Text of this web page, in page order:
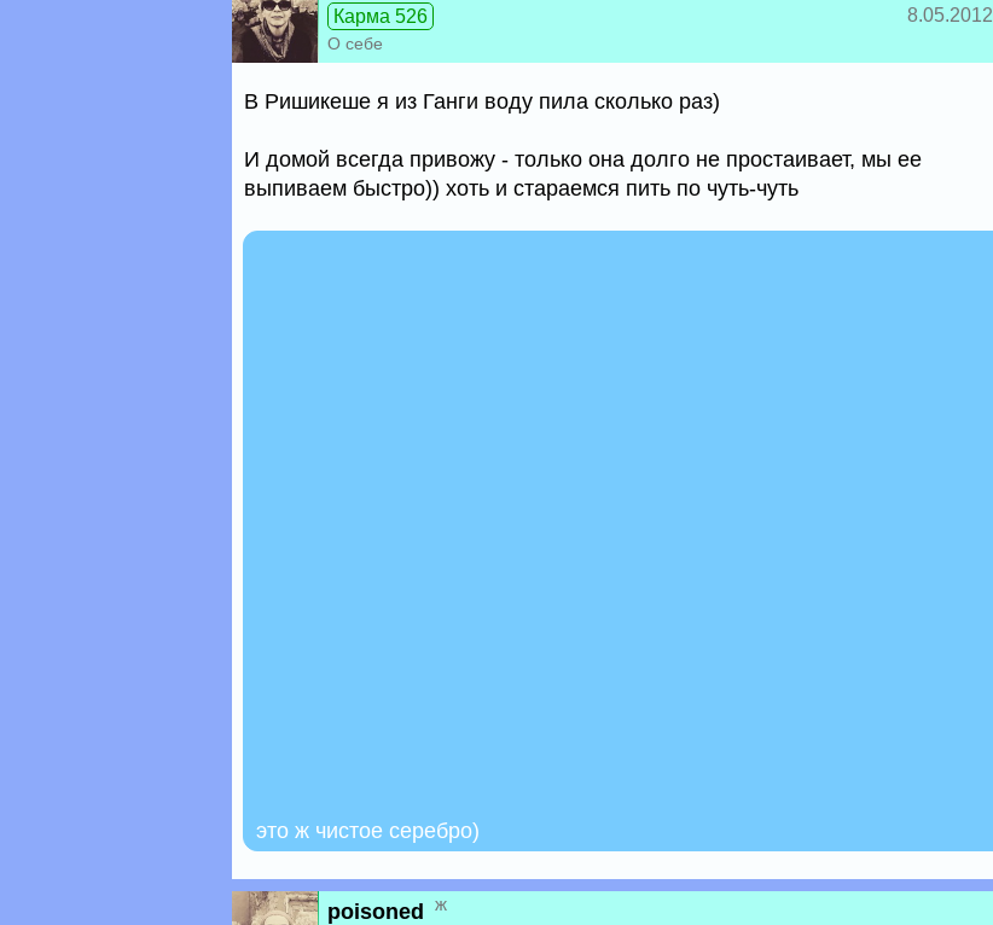
Карма 526
О себе
8.05.2012
В Ришикеше я из Ганги воду пила сколько раз)
И домой всегда привожу - только она долго не простаивает, мы ее
выпиваем быстро)) хоть и стараемся пить по чуть-чуть
это ж чистое серебро)
poisoned
ж